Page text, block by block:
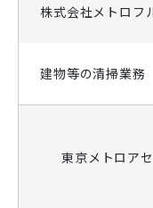
株式会社メトロフ
建物等の清掃業務
東京メトロア